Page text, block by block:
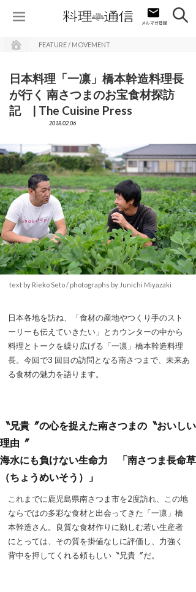
FEATURE / MOVEMENT
日本料理「一凛」橋本幹造料理長
が行く 南さつまのお宝食材探訪
記 | The Cuisine Press
2018.02.06
text by Rieko Seto / photographs by Junichi Miyazaki
日本各地を訪ね、「食材の産地やつくり手のスト
ーリーも伝えていきたい」とカウンターの中から
料理とトークを繰り広げる「一凛」橋本幹造料理
長。今回で3 回目の訪問となる南さつまで、未来あ
る食材の魅力を語ります。
〝兄貴〞の心を捉えた南さつまの〝おいしい
理由〞
海水にも負けない生命力 「南さつま長命草
（ちょうめいそう）」
これまでに鹿児島県南さつま市を2度訪れ、この地
ならではの多彩な食材と出会ってきた「一凛」橋
本幹造さん。良質な食材作りに勤しむ若い生産者
にとっては、その質を掛値なしに評価し、力強く
背中を押してくれる頼もしい〝兄貴〞だ。